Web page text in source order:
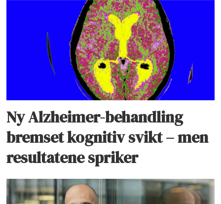
Ny Alzheimer-behandling
bremset kognitiv svikt – men
resultatene spriker